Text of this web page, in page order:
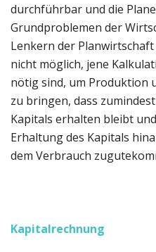
durchführbar und die
Grundproblemen der
Lenkern der
nicht möglich, jene
nötig sind, um Produktion
zu bringen, dass
Kapitals erhalten bleibt
Erhaltung des Kapitals
dem Verbrauch
Kapitalrechnung